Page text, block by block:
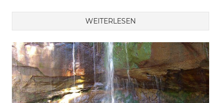
WEITERLESEN